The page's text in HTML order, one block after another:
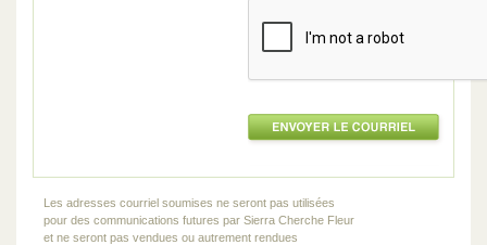
Les adresses courriel soumises ne seront pas utilisées
pour des communications futures par Sierra Cherche Fleur
et ne seront pas vendues ou autrement rendues